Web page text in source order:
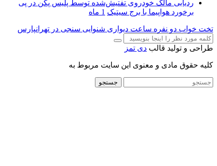
ردیابی مالک خودروی تفتیش‌شده توسط پلیس پکن در پی
برخورد هواپیما با برج سیتیک 1 ماه
تخت خواب دو نفره ساعت دیواری شنوایی سنجی در تهرانپارس
طراحی و تولید قالب دی تمز
کلیه حقوق مادی و معنوی این سایت مربوط به
جستجو